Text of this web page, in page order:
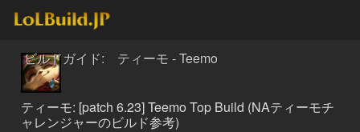
ビルドガイド: ティーモ - Teemo
ティーモ: [patch 6.23] Teemo Top Build (NAティーモチ
ャレンジャーのビルド参考)